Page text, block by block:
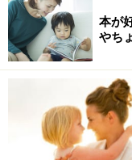
個人差は大きいで
をし1歩2歩と一人
「這えば立て、立
に、子供が少しで
む親は多いよう
本が
やち